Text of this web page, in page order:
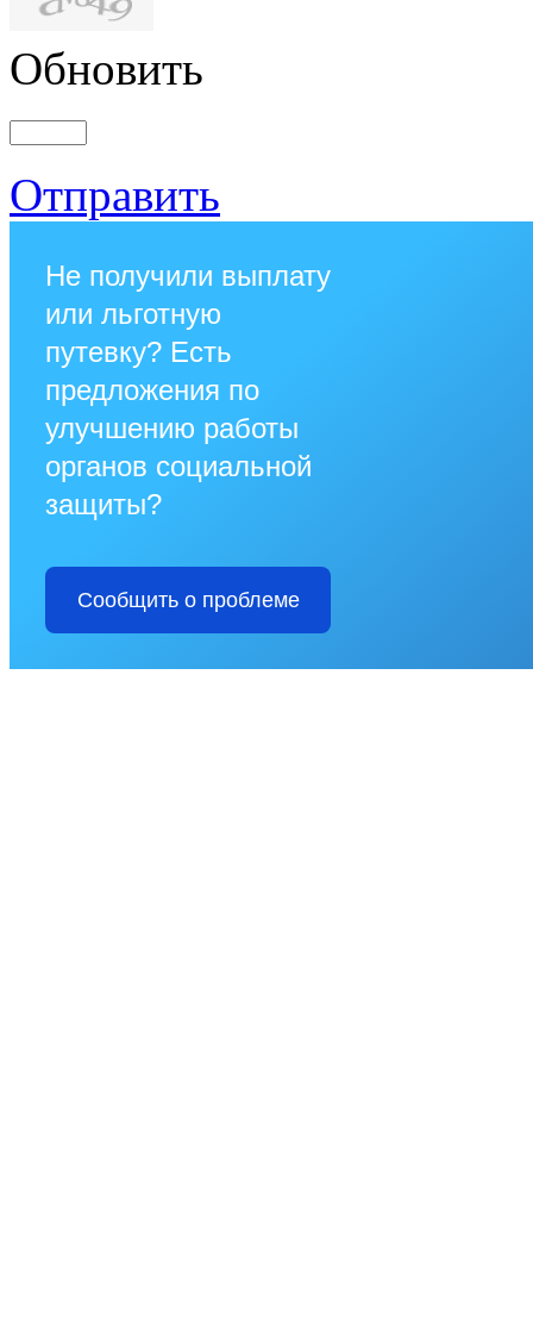
Обновить
Отправить
Не получили выплату
или льготную
путевку? Есть
предложения по
улучшению работы
органов социальной
защиты?
Сообщить о проблеме